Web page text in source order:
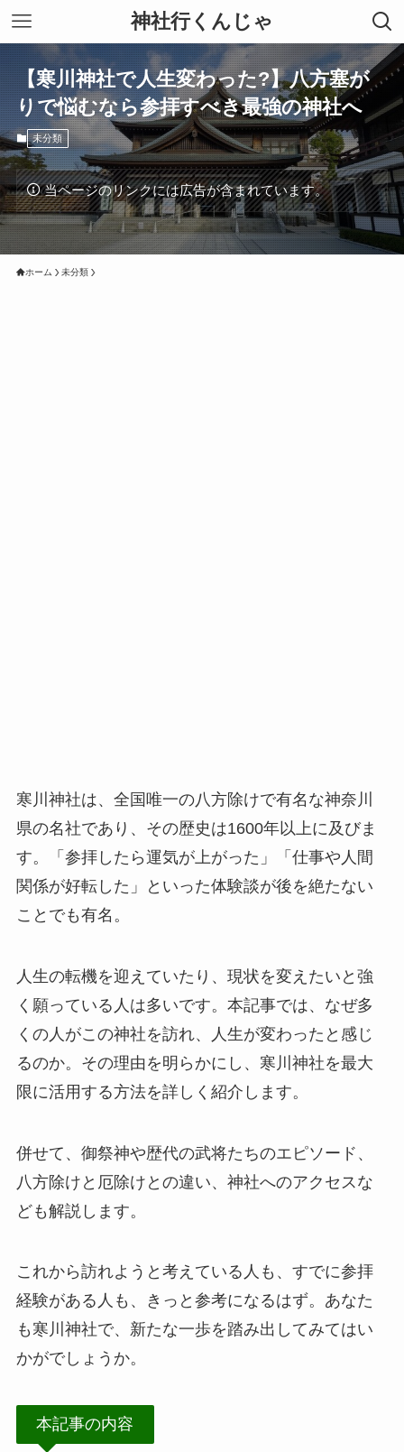
神社行くんじゃ
【寒川神社で人生変わった?】八方塞が
りで悩むなら参拝すべき最強の神社へ
未分類
当ページのリンクには広告が含まれています。
ホーム 未分類
寒川神社は、全国唯一の八方除けで有名な神奈川
県の名社であり、その歴史は1600年以上に及びま
す。「参拝したら運気が上がった」「仕事や人間
関係が好転した」といった体験談が後を絶たない
ことでも有名。
人生の転機を迎えていたり、現状を変えたいと強
く願っている人は多いです。本記事では、なぜ多
くの人がこの神社を訪れ、人生が変わったと感じ
るのか。その理由を明らかにし、寒川神社を最大
限に活用する方法を詳しく紹介します。
併せて、御祭神や歴代の武将たちのエピソード、
八方除けと厄除けとの違い、神社へのアクセスな
ども解説します。
これから訪れようと考えている人も、すでに参拝
経験がある人も、きっと参考になるはず。あなた
も寒川神社で、新たな一歩を踏み出してみてはい
かがでしょうか。
本記事の内容